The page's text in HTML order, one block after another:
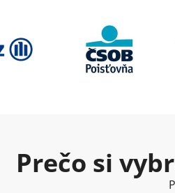
Prečo si